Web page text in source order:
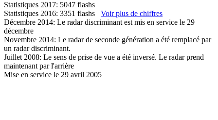
Statistiques 2017: 5047 flashs
Statistiques 2016: 3351 flashs Voir plus de chiffres
Décembre 2014: Le radar discriminant est mis en service le 29
décembre
Novembre 2014: Le radar de seconde génération a été remplacé par
un radar discriminant.
Juillet 2008: Le sens de prise de vue a été inversé. Le radar prend
maintenant par l'arrière
Mise en service le 29 avril 2005